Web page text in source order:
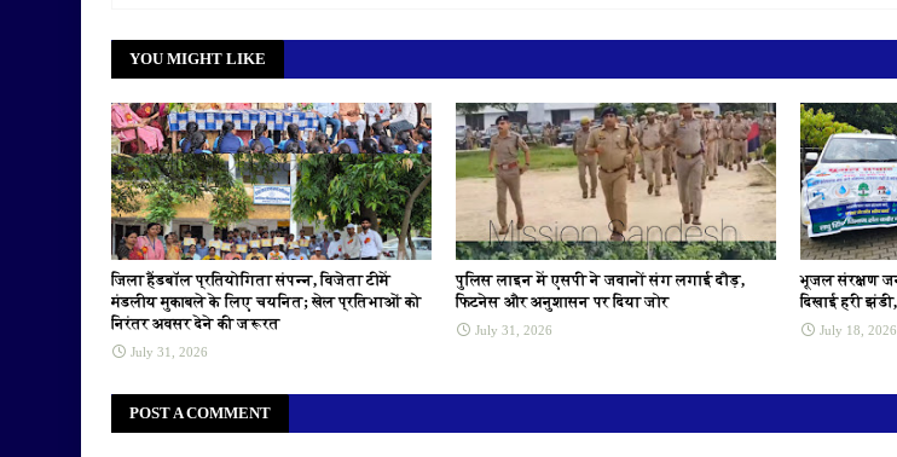
YOU MIGHT LIKE
जिला हैंडबॉल प्रतियोगिता संपन्न, विजेता टीमें
मंडलीय मुकाबले के लिए चयनित; खेल प्रतिभाओं को
निरंतर अवसर देने की जरूरत
July 31, 2026
पुलिस लाइन में एसपी ने जवानों संग लगाई दौड़,
फिटनेस और अनुशासन पर दिया जोर
July 31, 2026
भूजल संरक्षण
दिखाई हरी
July 18, 2026
POST A COMMENT